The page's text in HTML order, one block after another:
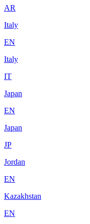
AR
Italy
EN
Italy
IT
Japan
EN
Japan
JP
Jordan
EN
Kazakhstan
EN